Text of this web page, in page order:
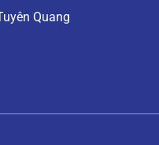
Quang